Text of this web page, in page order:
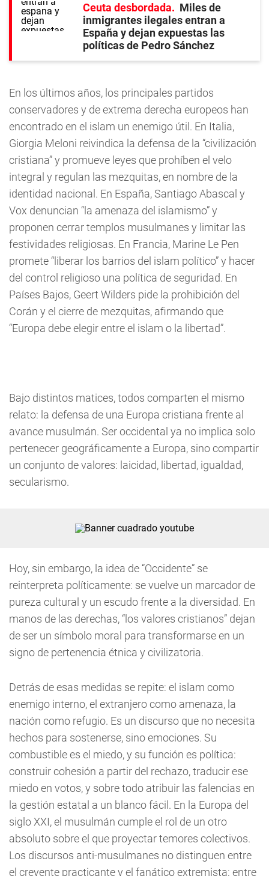
Ceuta desbordada
Miles de
inmigrantes ilegales entran a
España y dejan expuestas las
políticas de Pedro Sánchez
En los últimos años, los principales partidos
conservadores y de extrema derecha europeos han
encontrado en el islam un enemigo útil. En Italia,
Giorgia Meloni reivindica la defensa de la “civilización
cristiana” y promueve leyes que prohíben el velo
integral y regulan las mezquitas, en nombre de la
identidad nacional. En España, Santiago Abascal y
Vox denuncian “la amenaza del islamismo” y
proponen cerrar templos musulmanes y limitar las
festividades religiosas. En Francia, Marine Le Pen
promete “liberar los barrios del islam político” y hacer
del control religioso una política de seguridad. En
Países Bajos, Geert Wilders pide la prohibición del
Corán y el cierre de mezquitas, afirmando que
“Europa debe elegir entre el islam o la libertad”.
Bajo distintos matices, todos comparten el mismo
relato: la defensa de una Europa cristiana frente al
avance musulmán. Ser occidental ya no implica solo
pertenecer geográficamente a Europa, sino compartir
un conjunto de valores: laicidad, libertad, igualdad,
secularismo.
Hoy, sin embargo, la idea de “Occidente” se
reinterpreta políticamente: se vuelve un marcador de
pureza cultural y un escudo frente a la diversidad. En
manos de las derechas, “los valores cristianos” dejan
de ser un símbolo moral para transformarse en un
signo de pertenencia étnica y civilizatoria.
Detrás de esas medidas se repite: el islam como
enemigo interno, el extranjero como amenaza, la
nación como refugio. Es un discurso que no necesita
hechos para sostenerse, sino emociones. Su
combustible es el miedo, y su función es política:
construir cohesión a partir del rechazo, traducir ese
miedo en votos, y sobre todo atribuir las falencias en
la gestión estatal a un blanco fácil. En la Europa del
siglo XXI, el musulmán cumple el rol de un otro
absoluto sobre el que proyectar temores colectivos.
Los discursos anti-musulmanes no distinguen entre
el creyente practicante y el fanático extremista; entre